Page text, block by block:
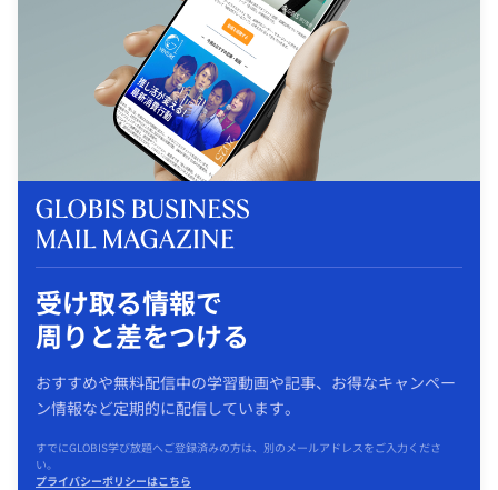
受け取る情報で
周りと差をつける
おすすめや無料配信中の学習動画や記事、お得なキャンペー
ン情報など定期的に配信しています。
すでにGLOBIS学び放題へご登録済みの方は、別のメールアドレスをご入力くださ
い。
プライバシーポリシーはこちら